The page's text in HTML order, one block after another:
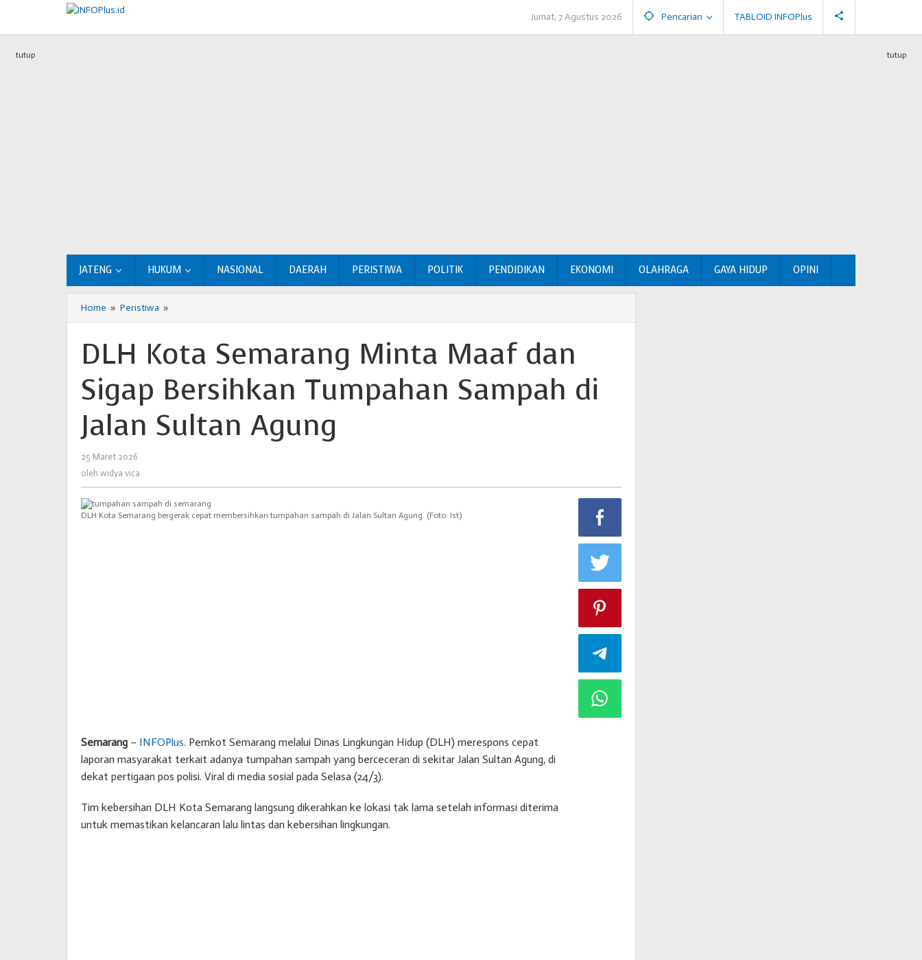
konten
Jumat, 7 Agustus 2026 Pencarian TABLOID INFOPlus
JATENG HUKUM NASIONAL DAERAH PERISTIWA POLITIK PENDIDIKAN EKONOMI OLAHRAGA GAYA HIDUP OPINI
tutup tutup
Home » Peristiwa »
Kota
Minta
Maaf
dan
Sigap
Tumpahan
Sampah
DLH Kota Semarang Minta Maaf dan
Sigap Bersihkan Tumpahan Sampah di
Jalan Sultan Agung
25 Maret 2026
oleh widya vica
DLH Kota Semarang bergerak cepat membersihkan tumpahan sampah di Jalan Sultan Agung. (Foto: Ist)
Semarang – INFOPlus. Pemkot Semarang melalui Dinas Lingkungan Hidup (DLH) merespons cepat
laporan masyarakat terkait adanya tumpahan sampah yang berceceran di sekitar Jalan Sultan Agung, di
dekat pertigaan pos polisi. Viral di media sosial pada Selasa (24/3).
Tim kebersihan DLH Kota Semarang langsung dikerahkan ke lokasi tak lama setelah informasi diterima
untuk memastikan kelancaran lalu lintas dan kebersihan lingkungan.